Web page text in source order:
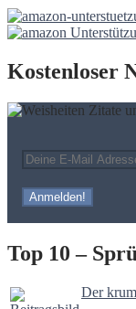
Kostenloser
Top 10 –
Der